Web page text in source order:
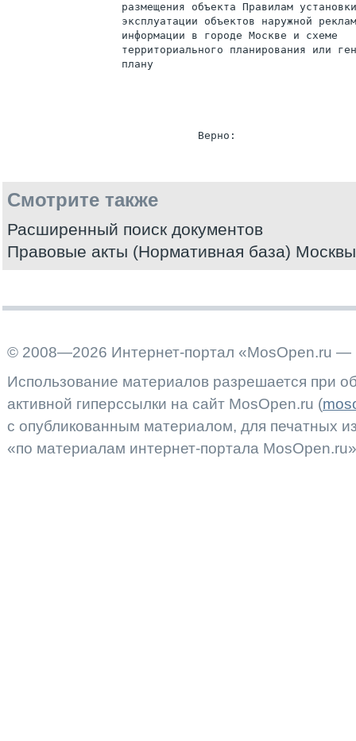
размещения объекта Правилам
эксплуатации объектов наружной
                  информации в городе Москве и схеме
территориального планирования или
                  плану
Смотрите также
Расширенный поиск документов
Правовые акты (Нормативная база) Москвы
© 2008—2026 Интернет-портал «MosOpen.ru —
Использование материалов разрешается при
активной гиперссылки на сайт MosOpen.ru (
с опубликованным материалом, для печатных
«по материалам интернет-портала